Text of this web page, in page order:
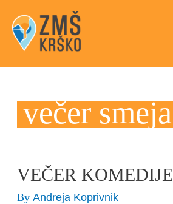
content
večer smeja
VEČER KOMEDIJE
ByAndreja Koprivnik
VEČER
KOMEDIJE